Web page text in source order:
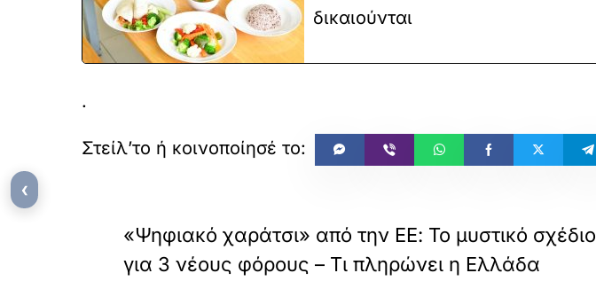
δικαιούνται
.
«Ψηφιακό χαράτσι» από την ΕΕ: Το μυστικό σχέδιο
για 3 νέους φόρους – Τι πληρώνει η Ελλάδα
‹